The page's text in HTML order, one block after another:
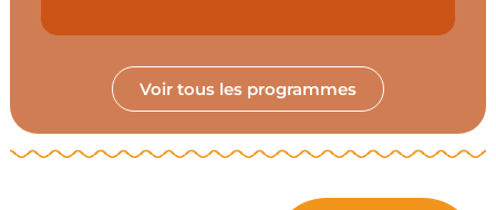
Voir tous les programmes